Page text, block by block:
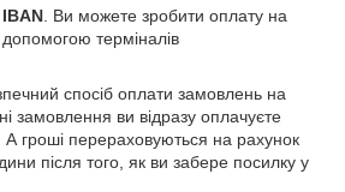
. Ви можете зробити оплату на
терміналів
спосіб оплати замовлень на
замовлення ви відразу оплачуєте
А гроші перераховуються на рахунок
після того, як ви забере посилку у